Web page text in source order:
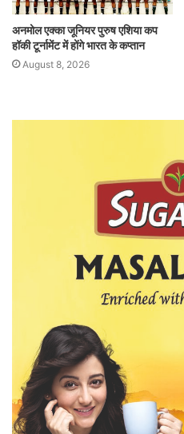
अनमोल एक्का जूनियर पुरुष एशिया कप
हॉकी टूर्नामेंट में होंगे भारत के कप्तान
August 8, 2026